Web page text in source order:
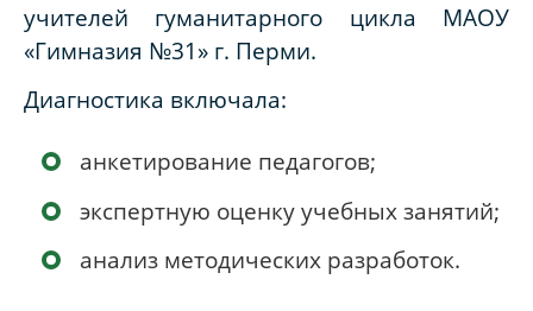
учителей гуманитарного цикла МАОУ
«Гимназия №31» г. Перми.
Диагностика включала:
анкетирование педагогов;
экспертную оценку учебных занятий;
анализ методических разработок.